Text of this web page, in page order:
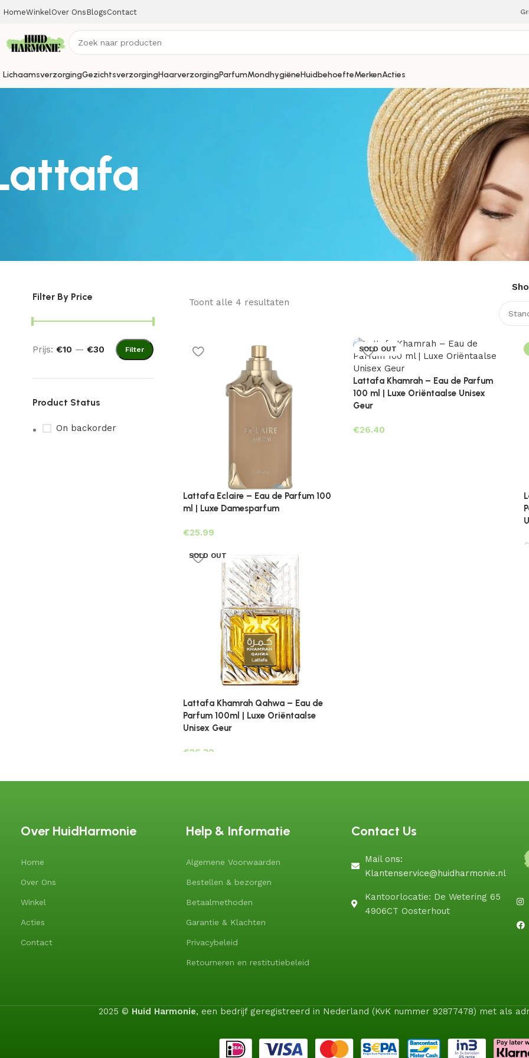
HomeWinkel Over Ons BlogsContact
LichaamsverzorgingGezichtsverzorgingHaarverzorgingParfumMondhygiëneHuidbehoefteMerkenActies
Filter By Price
Filter
Prijs: €10 — €30
Product Status
On backorder
Toont alle 4 resultaten
Lattafa Eclaire – Eau de Parfum 100
ml | Luxe Damesparfum
€
SOLD OUT
Lattafa Khamrah – Eau de Parfum
100 ml | Luxe Oriëntaalse Unisex
Geur
€
€
SOLD OUT
Lattafa Khamrah Qahwa – Eau de
Parfum 100ml | Luxe Oriëntaalse
Unisex Geur
€
Over HuidHarmonie
Home
Over Ons
Winkel
Acties
Contact
Help & Informatie
Algemene Voorwaarden
Bestellen & bezorgen
Betaalmethoden
Garantie & Klachten
Privacybeleid
Retourneren en restitutiebeleid
Contact Us
Mail ons:
Klantenservice@huidharmonie.nl
Kantoorlocatie: De Wetering 65
4906CT Oosterhout
2025 © Huid Harmonie, een bedrijf geregistreerd in Nederland (KvK nummer 92877478) met als